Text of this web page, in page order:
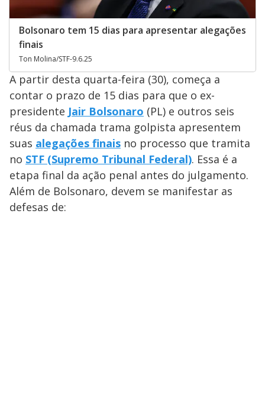
Bolsonaro tem 15 dias para apresentar alegações
finais
Ton Molina/STF-9.6.25
A partir desta quarta-feira (30), começa a
contar o prazo de 15 dias para que o ex-
presidente Jair Bolsonaro (PL) e outros seis
réus da chamada trama golpista apresentem
suas alegações finais no processo que tramita
no STF (Supremo Tribunal Federal). Essa é a
etapa final da ação penal antes do julgamento.
Além de Bolsonaro, devem se manifestar as
defesas de: